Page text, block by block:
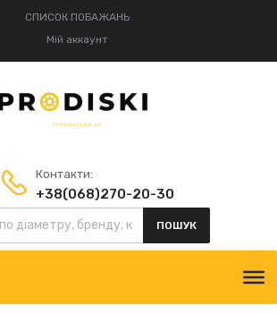
СПИСОК ПОБАЖАНЬ
Мій аккаунт
Контакти:
+38(068)270-20-30
+38(095)834-52-75
ПОШУК